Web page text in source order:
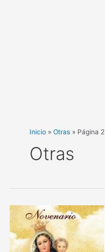
Inicio Otras Página 2
Otras